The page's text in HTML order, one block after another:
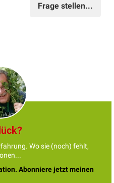
Frage stellen...
Wo sie (noch) fehlt,
Abonniere jetzt meinen